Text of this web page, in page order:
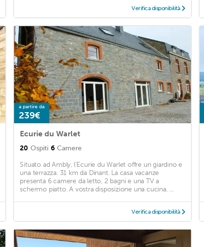
Verifica disponibilità
a partire da
239€
Ecurie du Warlet
20 Ospiti 6 Camere
Situato ad Ambly, l'Ecurie du Warlet offre un giardino e
una terrazza. 31 km da Dinant. La casa vacanze
presenta 6 camere da letto, 2 bagni e una TV a
schermo piatto. A vostra disposizione una cucina. ...
Verifica disponibilità